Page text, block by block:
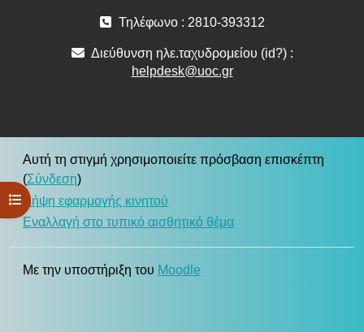
Άνοιγμα ευρετηρίου μαθήματος
Τηλέφωνο : 2810-393312
Διεύθυνση ηλε.ταχυδρομείου (id?) :
helpdesk@uoc.gr
Αυτή τη στιγμή χρησιμοποιείτε πρόσβαση επισκέπτη
(Σύνδεση)
Λήψη εφαρμογής κινητού
Εναλλαγή στο τυπικό αισθητικό θέμα
Με την υποστήριξη του Moodle